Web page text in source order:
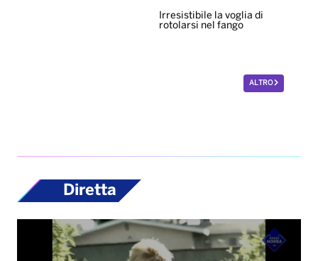
Irresistibile la voglia di
rotolarsi nel fango
ALTRO
Diretta